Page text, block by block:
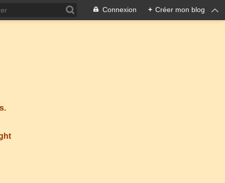
Connexion + Créer mon blog